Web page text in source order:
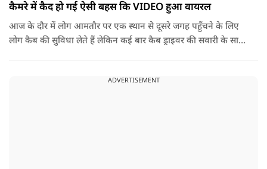
कैमरे में कैद हो गई ऐसी बहस कि VIDEO हुआ वायरल
आज के दौर में लोग आमतौर पर एक स्थान से दूसरे जगह पहुँचने के लिए
लोग कैब की सुविधा लेते हैं लेकिन कई बार कैब ड्राइवर की सवारी के साथ
रास्ते में किसी वजह से उसने अपना प्लान बदल दिया और ड्राइवर से गाड़ी
ADVERTISEMENT